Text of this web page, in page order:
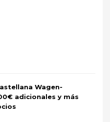
Wagen-
adicionales y más